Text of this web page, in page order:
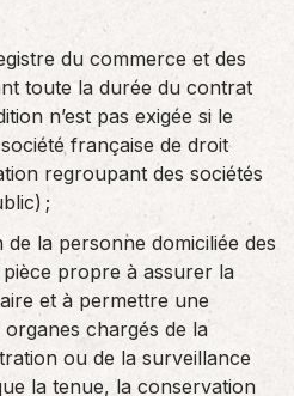
du commerce et des
toute la durée du contrat
n’est pas exigée si le
française de droit
regroupant des sociétés
;
de la personne domiciliée des
pièce propre à assurer la
et à permettre une
chargés de la
ou de la surveillance
la tenue, la conservation